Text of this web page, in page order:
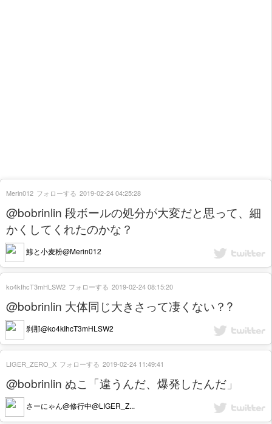
@bobrinlin 段ボールの処分が大変だと思って、細
かくしてくれたのかな？
鯵と小麦粉@Merin012
Merin012 フォローする 2019-02-24 04:25:28
@bobrinlin 大体同じ大きさって凄くない？?
刹那@ko4kIhcT3mHLSW2
ko4kIhcT3mHLSW2 フォローする 2019-02-24 08:15:20
@bobrinlin ぬこ「違うんだ、爆発したんだ」
さーにゃん@修行中@LIGER_Z...
LIGER_ZERO_X フォローする 2019-02-24 11:49:41